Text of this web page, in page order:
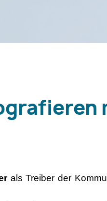
als Treiber der